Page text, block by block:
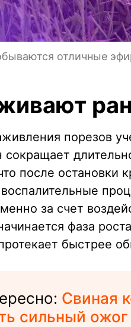
отличные
порезов
сокращает
после остановки
воспалительные
за счет
фаза
быстрее
Свиная
сильный ожог